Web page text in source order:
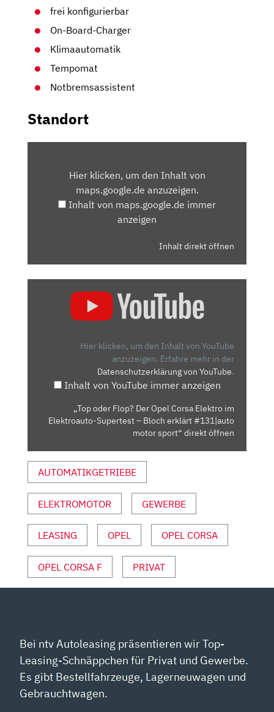
frei konfigurierbar
On-Board-Charger
Klimaautomatik
Tempomat
Notbremsassistent
Standort
MAPS.GOOGLE.DEHier klicken, um den Inhalt von
maps.google.de anzuzeigen.
Inhalt von maps.google.de immer
anzeigen
Inhalt direkt öffnen
ELEKTROAUTO-
SUPERTEST
ERKLÄRT
#131|AUTO
MOTOR
SPORT“
YOUTUBE
ANZEIGEN
Hier klicken, um den Inhalt von YouTube
anzuzeigen. Erfahre mehr in der
Datenschutzerklärung von YouTube.
Inhalt von YouTube immer anzeigen
„Top oder Flop? Der Opel Corsa Elektro im
Elektroauto-Supertest – Bloch erklärt #131|auto
motor sport“ direkt öffnen
AUTOMATIKGETRIEBE
ELEKTROMOTOR GEWERBE
LEASING OPEL OPEL CORSA
OPEL CORSA F PRIVAT
Bei ntv Autoleasing präsentieren wir Top-
Leasing-Schnäppchen für Privat und Gewerbe.
Es gibt Bestellfahrzeuge, Lagerneuwagen und
Gebrauchtwagen.